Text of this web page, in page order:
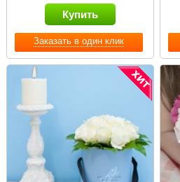
Заказать в один клик
Купить